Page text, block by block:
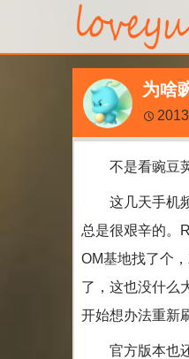
为啥
不是看豌豆荚
这几天手机频
总是很艰辛的。
OM基地找了个
了，这也没什么
开始想办法重新
官方版本也还